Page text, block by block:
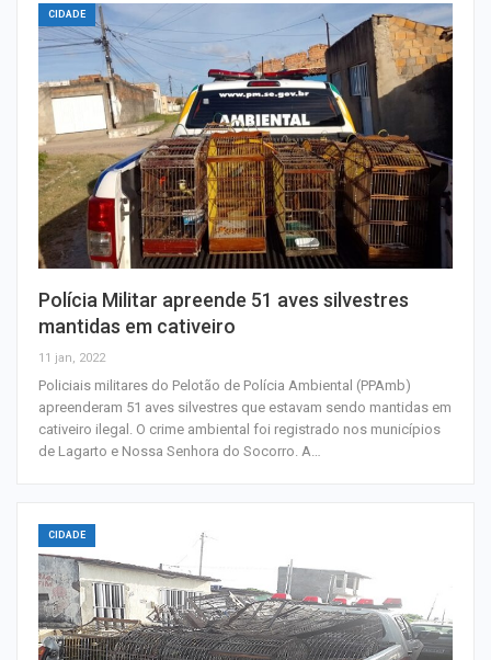
CIDADE
Polícia Militar apreende 51 aves silvestres
mantidas em cativeiro
11 jan, 2022
Policiais militares do Pelotão de Polícia Ambiental (PPAmb)
apreenderam 51 aves silvestres que estavam sendo mantidas em
cativeiro ilegal. O crime ambiental foi registrado nos municípios
de Lagarto e Nossa Senhora do Socorro. A…
CIDADE